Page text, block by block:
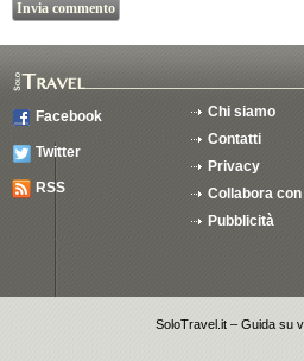
Facebook
Twitter
RSS
Chi siamo
Contatti
Privacy
Collabora con
Pubblicità
SoloTravel.it – Guida su